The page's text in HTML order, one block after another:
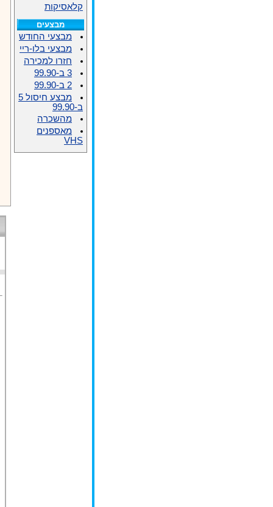
קלאסיקות
מבצעים
מבצעי החודש
מבצעי בלו-ריי
חזרו למכירה
3 ב-99.90
2 ב-99.90
מבצע חיסול 5
ב-99.90
מהשכרה
מאספנים
VHS